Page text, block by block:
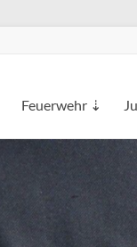
Feuerwehr ⇣